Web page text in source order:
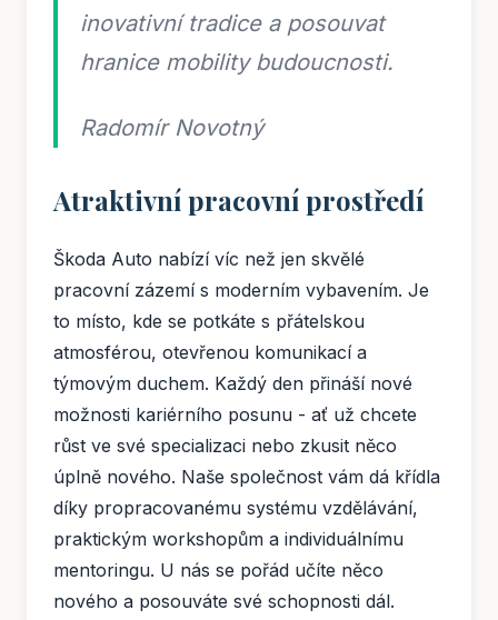
inovativní tradice a posouvat
hranice mobility budoucnosti.
Radomír Novotný
Atraktivní pracovní prostředí
Škoda Auto nabízí víc než jen skvělé
pracovní zázemí s moderním vybavením. Je
to místo, kde se potkáte s přátelskou
atmosférou, otevřenou komunikací a
týmovým duchem. Každý den přináší nové
možnosti kariérního posunu - ať už chcete
růst ve své specializaci nebo zkusit něco
úplně nového. Naše společnost vám dá křídla
díky propracovanému systému vzdělávání,
praktickým workshopům a individuálnímu
mentoringu. U nás se pořád učíte něco
nového a posouváte své schopnosti dál.